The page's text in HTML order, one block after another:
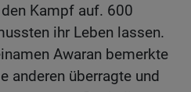
Kampf auf. 600
ihr Leben lassen.
Awaran bemerkte
anderen überragte und